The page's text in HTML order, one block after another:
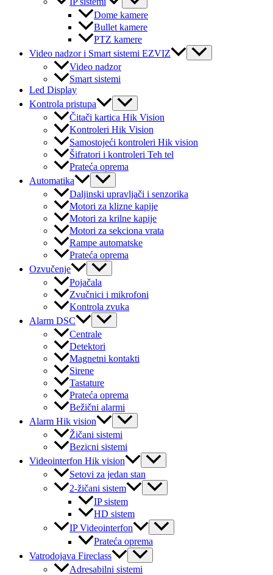
Toggle
Dome kamere
Bullet kamere
PTZ kamere
Video nadzor i Smart sistemi EZVIZ
Menu
Toggle
Video nadzor
Smart sistemi
Led Display
Kontrola pristupa
Menu
Toggle
Čitači kartica Hik Vision
Kontroleri Hik Vision
Samostojeći kontroleri Hik vision
Šifratori i kontroleri Teh tel
Prateća oprema
Automatika
Menu
Toggle
Daljinski upravljači i senzorika
Motori za klizne kapije
Motori za krilne kapije
Motori za sekciona vrata
Rampe automatske
Prateća oprema
Ozvučenje
Menu
Toggle
Pojačala
Zvučnici i mikrofoni
Kontrola zvuka
Alarm DSC
Menu
Toggle
Centrale
Detektori
Magnetni kontakti
Sirene
Tastature
Prateća oprema
Bežični alarmi
Alarm Hik vision
Menu
Toggle
Žičani sistemi
Bezicni sistemi
Videointerfon Hik vision
Menu
Toggle
Setovi za jedan stan
2-žičani sistem
Menu
Toggle
IP sistem
HD sistem
IP Videointerfon
Menu
Toggle
Prateća oprema
Vatrodojava Fireclass
Menu
Toggle
Adresabilni sistemi